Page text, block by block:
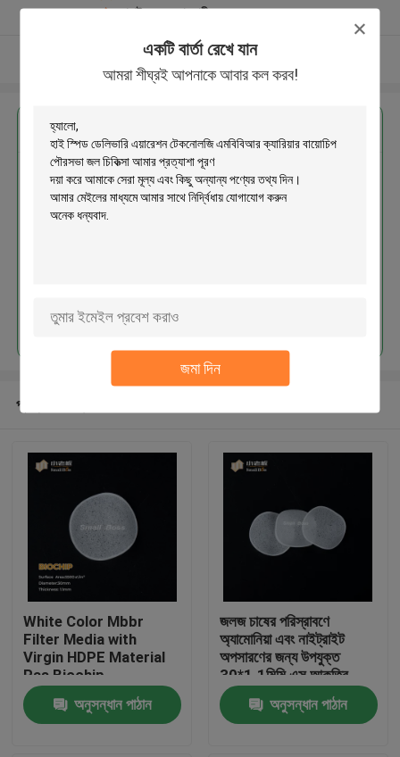
একটি বার্তা রেখে যান
আমরা শীঘ্রই আপনাকে আবার কল করব!
জমা দিন
যাচাইকৃত সরবরাহকারী
আরো দেখুন
হাই স্পিড ডেলিভারি এয়ারেশন টেকনোলজি
এমবিবিআর ক্যারিয়ার বায়োচিপ পৌরসভা জল
চালিয়ে
প্রস্তাবিত পণ্য
White Color Mbbr
Filter Media with
Virgin HDPE Material
Ras Biochip
অনুসন্ধান পাঠান
জলজ চাষের পরিস্রাবণে
অ্যামোনিয়া এবং নাইট্রাইট
অপসারণের জন্য উপযুক্ত
30*1.1মিমি এস আকৃতির
এমবিবিআর ক্যারিয়ার
অনুসন্ধান পাঠান